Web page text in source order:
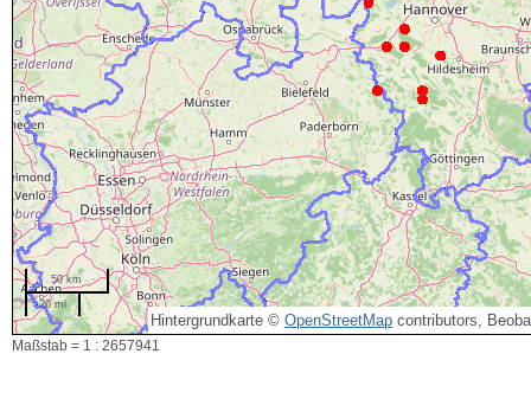
Hintergrundkarte © OpenStreetMap contributors,
50 km
20 mi
Maßstab = 1 : 2657941